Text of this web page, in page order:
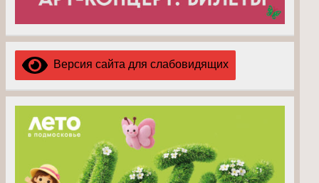
Версия сайта для слабовидящих